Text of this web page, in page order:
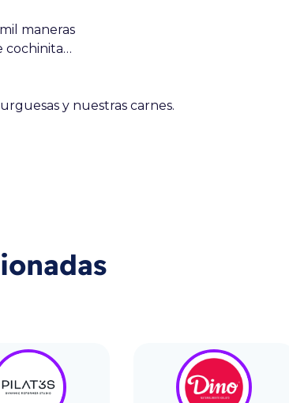
maneras
cochinita…
y nuestras carnes.